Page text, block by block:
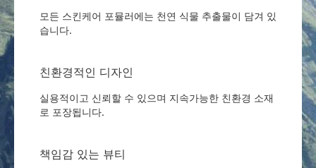
모든 스킨케어 포뮬러에는 천연 식물 추출물이 담겨 있
습니다.
친환경적인 디자인
실용적이고 신뢰할 수 있으며 지속가능한 친환경 소재
로 포장됩니다.
책임감 있는 뷰티